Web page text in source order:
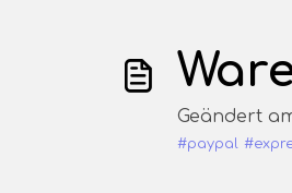
Geändert am
#paypal